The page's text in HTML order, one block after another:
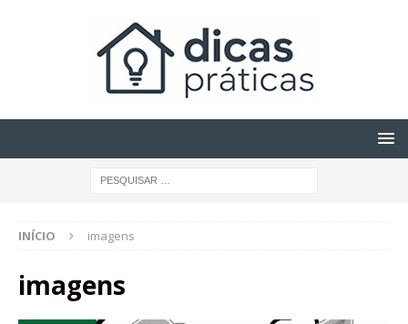
INÍCIO imagens
imagens